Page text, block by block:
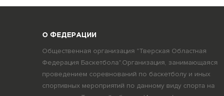
О ФЕДЕРАЦИИ
Общественная организация "Тверская Областная
Федерация Баскетбола".Организация, занимающаяся
проведением соревнований по баскетболу и иных
спортивных мероприятий по данному виду спорта на